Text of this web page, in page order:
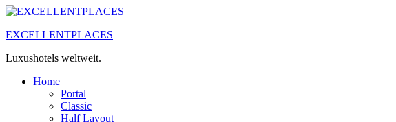
Zum
springen
EXCELLENTPLACES
Luxushotels weltweit.
Home
Portal
Classic
Half Layout